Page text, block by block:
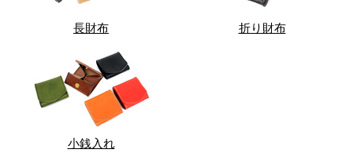
長財布 折り財布
小銭入れ